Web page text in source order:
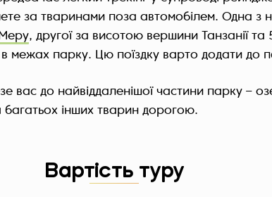
за тваринами поза автомобілем. Одна з
Меру, другої за висотою вершини Танзанії
парку. Цю поїздку варто додати до
вас до найвіддаленішої частини парку –
інших тварин дорогою.
Вартість туру